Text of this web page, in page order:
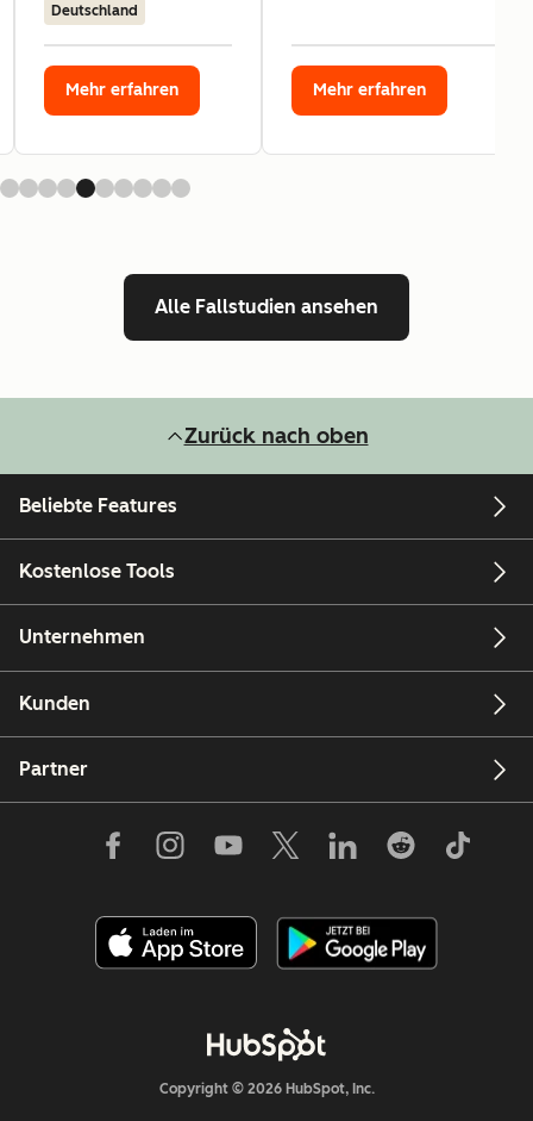
Deutschland
Mehr erfahren Mehr erfahren
Alle Fallstudien ansehen
Zurück nach oben
Beliebte Features
Kostenlose Tools
Unternehmen
Kunden
Partner
Copyright © 2026 HubSpot, Inc.